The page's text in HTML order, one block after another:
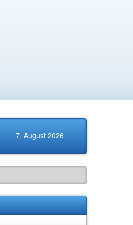
7. August 2026